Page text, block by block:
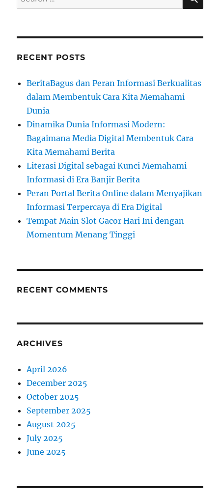
for:
RECENT POSTS
BeritaBagus dan Peran Informasi Berkualitas
dalam Membentuk Cara Kita Memahami
Dunia
Dinamika Dunia Informasi Modern:
Bagaimana Media Digital Membentuk Cara
Kita Memahami Berita
Literasi Digital sebagai Kunci Memahami
Informasi di Era Banjir Berita
Peran Portal Berita Online dalam Menyajikan
Informasi Terpercaya di Era Digital
Tempat Main Slot Gacor Hari Ini dengan
Momentum Menang Tinggi
RECENT COMMENTS
ARCHIVES
April 2026
December 2025
October 2025
September 2025
August 2025
July 2025
June 2025